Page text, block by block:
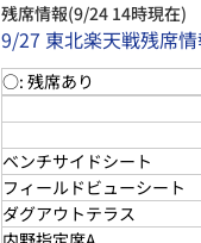
残席情報(9/24 14時現在)
9/27 東北楽天戦残席
○: 残席あり
ベンチサイドシート
フィールドビューシート
ダグアウトテラス